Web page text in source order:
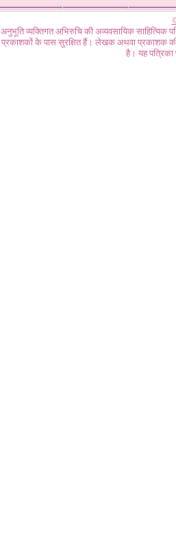
अनुभूति व्यक्तिगत अभिरुचि की अव्यवसायिक
प्रकाशकों के पास सुरक्षित हैं। लेखक अथवा प्रकाशक की
है। यह पत्रिका